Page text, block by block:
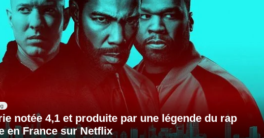
notée 4,1 et produite par une légende du rap
en France sur Netflix